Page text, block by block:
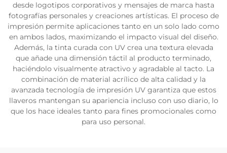
desde logotipos corporativos y mensajes de marca hasta
fotografías personales y creaciones artísticas. El proceso de
impresión permite aplicaciones tanto en un solo lado como
en ambos lados, maximizando el impacto visual del diseño.
Además, la tinta curada con UV crea una textura elevada
que añade una dimensión táctil al producto terminado,
haciéndolo visualmente atractivo y agradable al tacto. La
combinación de material acrílico de alta calidad y la
avanzada tecnología de impresión UV garantiza que estos
llaveros mantengan su apariencia incluso con uso diario, lo
que los hace ideales tanto para fines promocionales como
para uso personal.